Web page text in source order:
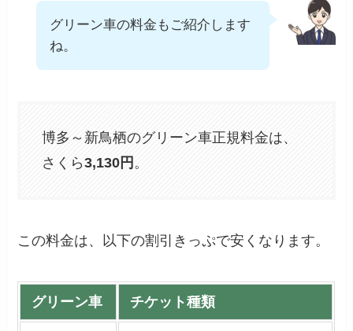
グリーン車の料金もご紹介します
ね。
博多～新鳥栖のグリーン車正規料金は、
さくら3,130円 。
この料金は、以下の割引きっぷで安くなります。
グリーン車 チケット種類